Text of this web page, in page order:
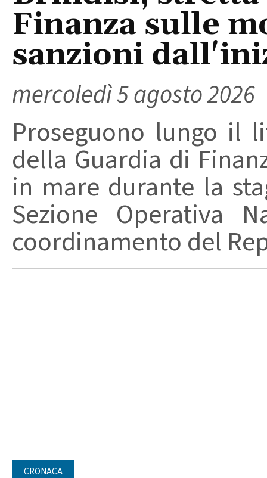
Finanza sulle
sanzioni
mercoledì 5 agosto 2026
Proseguono lungo il
della Guardia di
in mare durante la
Sezione Operativa
coordinamento del
CRONACA